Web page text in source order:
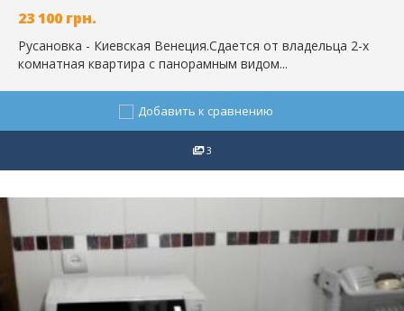
23 100 грн.
Русановка - Киевская Венеция.Сдается от владельца 2-х
комнатная квартира с панорамным видом...
Добавить к сравнению
3